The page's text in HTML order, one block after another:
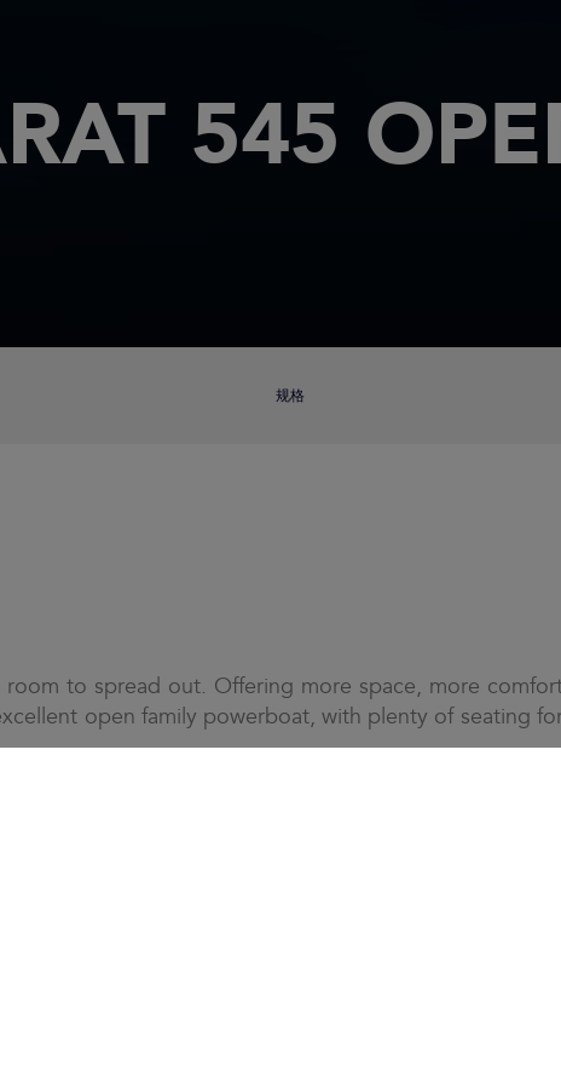
545
规格
to spread out. Offering more space, more
open family powerboat, with plenty of seating